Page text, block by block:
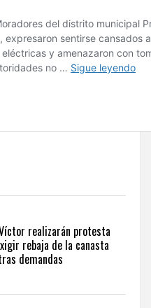
realizarán protesta
rebaja de la canasta
demandas